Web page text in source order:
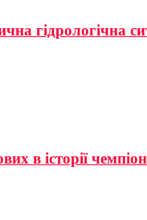
гідрологічна
в історії